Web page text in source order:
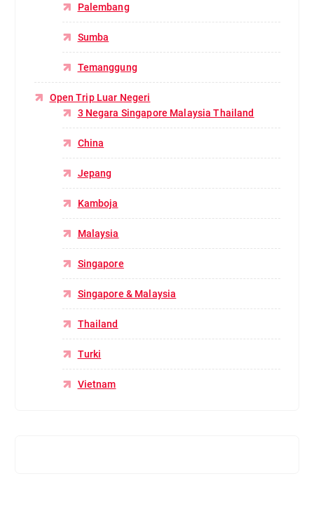
Palembang
Sumba
Temanggung
Open Trip Luar Negeri
3 Negara Singapore Malaysia Thailand
China
Jepang
Kamboja
Malaysia
Singapore
Singapore & Malaysia
Thailand
Turki
Vietnam